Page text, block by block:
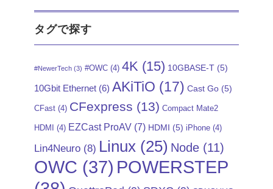
タグで探す
#NewerTech (3) #OWC (4) 4K (15) 10GBASE-T (5)
10Gbit Ethernet (6) AKiTiO (17) Cast Go (5)
CFast (4) CFexpress (13) Compact Mate2
HDMI (4) EZCast ProAV (7) HDMI (5) iPhone (4)
Lin4Neuro (8) Linux (25) Node (11)
OWC (37) POWERSTEP